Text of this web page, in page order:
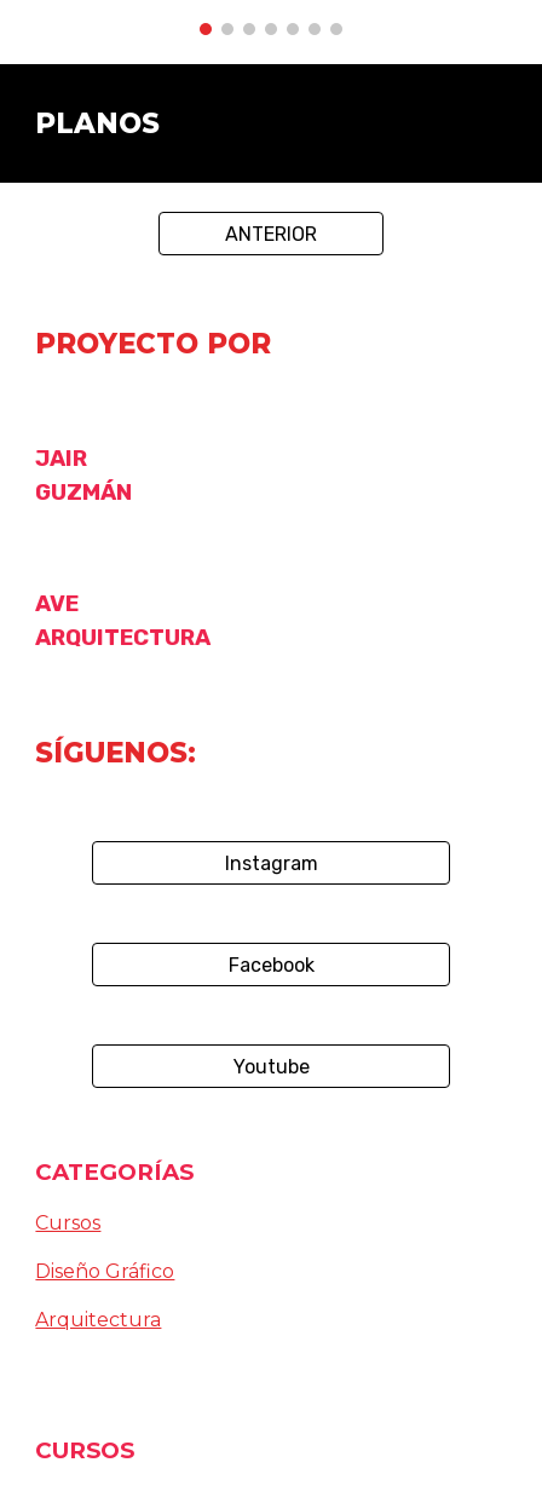
PLANOS
ANTERIOR
PROYECTO POR
JAIR
GUZMÁN
AVE
ARQUITECTURA
SÍGUENOS:
Instagram
Facebook
Youtube
CATEGORÍAS
Cursos
Diseño Gráfico
Arquitectura
CURSOS